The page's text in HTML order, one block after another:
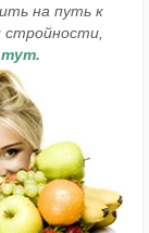
на путь к
стройности,